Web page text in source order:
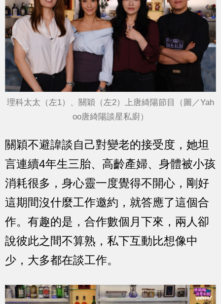
理科太太（左1）、關穎（左2）上唐綺陽節目（圖／Yah
oo唐綺陽談星私廚）
關穎不避諱談自己對變老的接受度，她坦
言連續4年生三胎、高齡產婦、身體被小孩
消耗很多，身心靈一度覺得不開心，剛好
這期間沒什麼工作邀約，就答應了這個合
作。有趣的是，合作數個月下來，兩人卻
說彼此之間不算熟，私下互動比想像中
少，大多都在談工作。